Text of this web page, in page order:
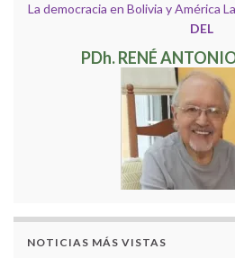
La democracia en Bolivia y América
DEL
PDh. RENÉ
NOTICIAS MÁS VISTAS